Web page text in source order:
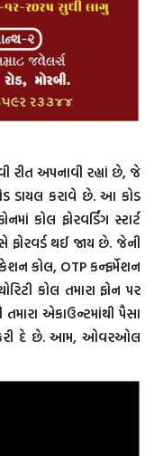
રીત અપનાવી રહ્યાં છે, જે
ડાયલ કરાવે છે. આ કોડ
કોલ ફોરવર્ડિંગ સ્ટાર્ટ
ફોરવર્ડ થઈ જાય છે. જેની
કોલ, OTP કન્ફર્મેશન
કોલ તમારા ફોન પર
એકાઉન્ટમાંથી પૈસા
કરી દે છે. આમ, ઓવરઓલ